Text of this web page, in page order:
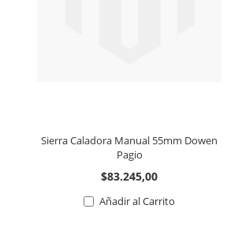
Sierra Caladora Manual 55mm Dowen
Pagio
$83.245,00
Añadir al Carrito